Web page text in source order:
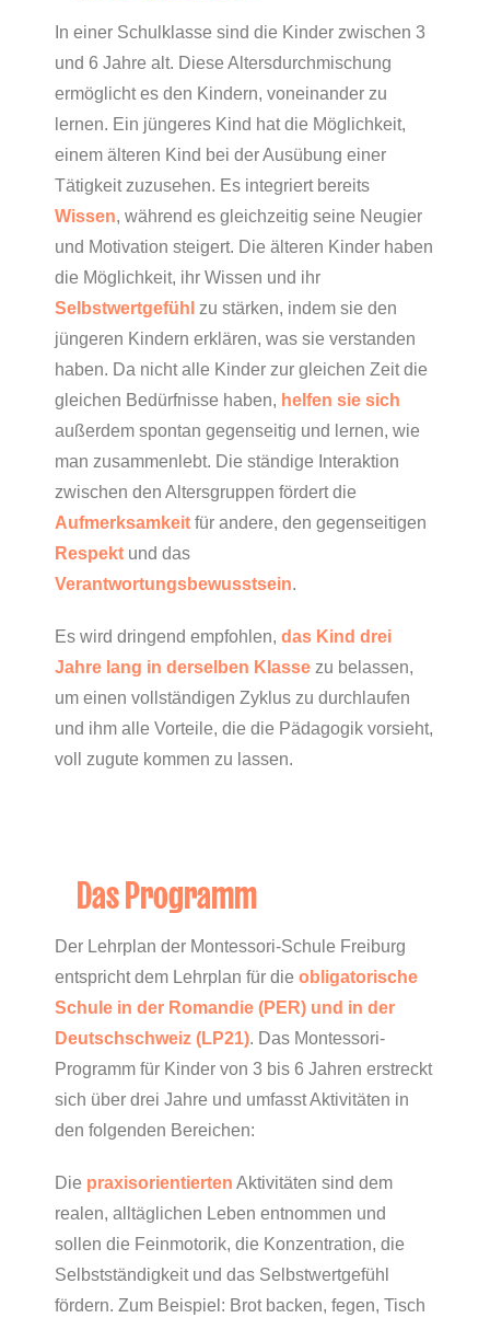
In einer Schulklasse sind die Kinder zwischen 3
und 6 Jahre alt. Diese Altersdurchmischung
ermöglicht es den Kindern, voneinander zu
lernen. Ein jüngeres Kind hat die Möglichkeit,
einem älteren Kind bei der Ausübung einer
Tätigkeit zuzusehen. Es integriert bereits
Wissen, während es gleichzeitig seine Neugier
und Motivation steigert. Die älteren Kinder haben
die Möglichkeit, ihr Wissen und ihr
Selbstwertgefühl zu stärken, indem sie den
jüngeren Kindern erklären, was sie verstanden
haben. Da nicht alle Kinder zur gleichen Zeit die
gleichen Bedürfnisse haben, helfen sie sich
außerdem spontan gegenseitig und lernen, wie
man zusammenlebt. Die ständige Interaktion
zwischen den Altersgruppen fördert die
Aufmerksamkeit für andere, den gegenseitigen
Respekt und das
Verantwortungsbewusstsein.
Es wird dringend empfohlen, das Kind drei
Jahre lang in derselben Klasse zu belassen,
um einen vollständigen Zyklus zu durchlaufen
und ihm alle Vorteile, die die Pädagogik vorsieht,
voll zugute kommen zu lassen.
Das Programm
Der Lehrplan der Montessori-Schule Freiburg
entspricht dem Lehrplan für die obligatorische
Schule in der Romandie (PER) und in der
Deutschschweiz (LP21). Das Montessori-
Programm für Kinder von 3 bis 6 Jahren erstreckt
sich über drei Jahre und umfasst Aktivitäten in
den folgenden Bereichen:
Die praxisorientierten Aktivitäten sind dem
realen, alltäglichen Leben entnommen und
sollen die Feinmotorik, die Konzentration, die
Selbstständigkeit und das Selbstwertgefühl
fördern. Zum Beispiel: Brot backen, fegen, Tisch